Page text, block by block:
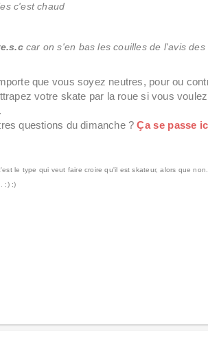
c'est chaud
car on s'en bas les couilles de l'avis des
que vous soyez neutres, pour ou
votre skate par la roue si vous
questions du dimanche ?Ça se passe
le type qui veut faire croire qu'il est skateur, alors que
;) ;)